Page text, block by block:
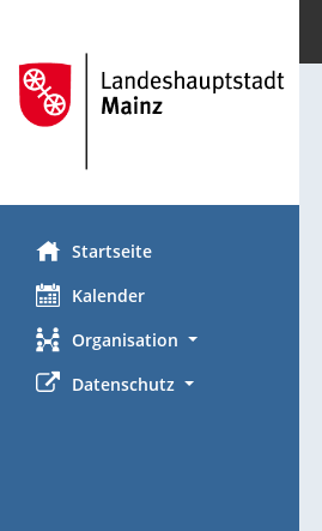
Startseite
Kalender
Organisation
Datenschutz